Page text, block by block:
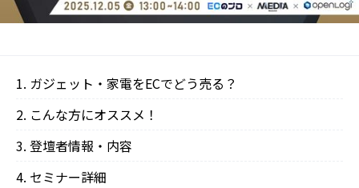
ガジェット・家電をECでどう売る？
こんな方にオススメ！
登壇者情報・内容
‍セミナー詳細